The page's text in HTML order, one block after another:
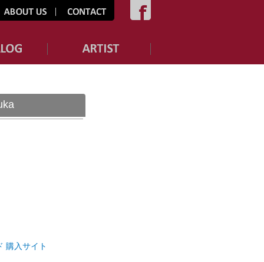
購入サイト